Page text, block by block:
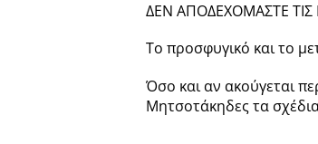
ΔΕΝ ΑΠΟΔΕΧΟΜΑΣΤΕ ΤΙΣ
Το προσφυγικό και το
Όσο και αν ακούγεται
Μητσοτάκηδες τα